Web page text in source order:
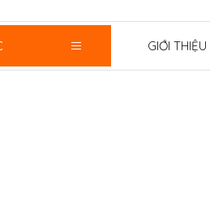
GIỚI THIỆU